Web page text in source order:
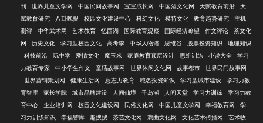
刊
世界儿童文学网 中国民间故事网 宝宝成长网 中国酒文化网 天赋教育前沿
天
赋教育研究
八卦晚报 校园文化建设中心 科幻文化 模特文化 教育趋势研究
主机
测评
中华武术网 艺术教育 忆西湖 国际教育观察 国际经济瞭望 作文评论
茶文化
网
历史文化 学习型校园文化 高考季 中华人物谱 思维谷 股票投资知识
地理知识
科技前沿
玩中学 爱情文化 魔玉米 家庭教育顶层设计 思维训练 小说大全
学习
力教育专家
中小学生作文 童话故事网 世界休闲文化网 故事都市
世界民间故事网
世界营销策划网
健康生活网 意志力教育 域名投资知识 学习型城市建设
学习力教
育智库
家长学院 城市品牌建设 人间仙境 千岛湖 人间天堂 学习力训练
学习力教
育中心
企业培训网 校园文化建设网 民俗文化网 中国儿童文学网 幸福教育网
学
习力训练知识
幸福智库 趣搜搜 茶艺文化网 戏曲文化网 文化艺术传播网
艺术收